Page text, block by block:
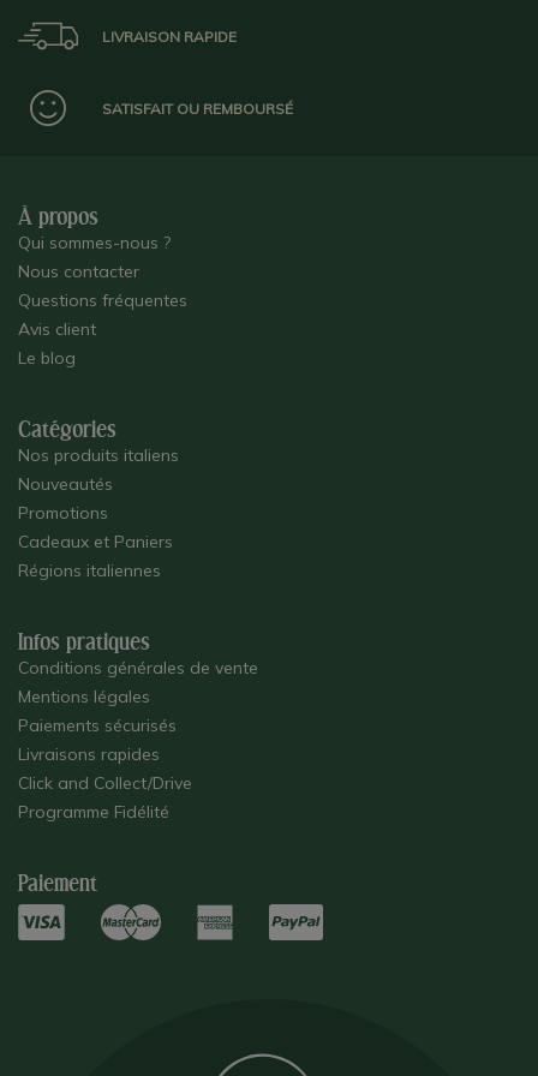
LIVRAISON RAPIDE
SATISFAIT OU REMBOURSÉ
À propos
Qui sommes-nous ?
Nous contacter
Questions fréquentes
Avis client
Le blog
Catégories
Nos produits italiens
Nouveautés
Promotions
Cadeaux et Paniers
Régions italiennes
Infos pratiques
Conditions générales de vente
Mentions légales
Paiements sécurisés
Livraisons rapides
Click and Collect/Drive
Programme Fidélité
Paiement